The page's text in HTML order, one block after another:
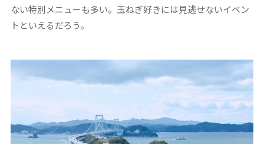
ない特別メニューも多い。玉ねぎ好きには見逃せないイベン
トといえるだろう。